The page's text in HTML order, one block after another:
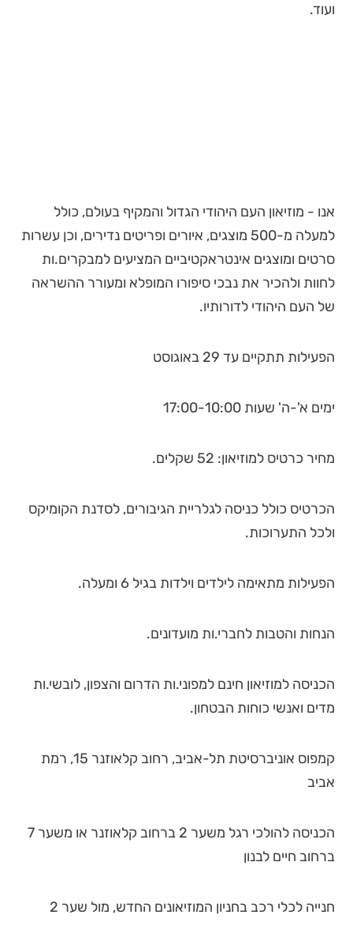
ועוד.
אנו - מוזיאון העם היהודי הגדול והמקיף בעולם, כולל
למעלה מ-500 מוצגים, איורים ופריטים נדירים, וכן עשרות
סרטים ומוצגים אינטראקטיביים המציעים למבקרים.ות
לחוות ולהכיר את נבכי סיפורו המופלא ומעורר ההשראה
של העם היהודי לדורותיו.
הפעילות תתקיים עד 29 באוגוסט
ימים א'-ה' שעות 17:00-10:00
מחיר כרטיס למוזיאון: 52 שקלים.
הכרטיס כולל כניסה לגלריית הגיבורים, לסדנת הקומיקס
ולכל התערוכות.
הפעילות מתאימה לילדים וילדות בגיל 6 ומעלה.
הנחות והטבות לחברי.ות מועדונים.
הכניסה למוזיאון חינם למפוני.ות הדרום והצפון, לובשי.ות
מדים ואנשי כוחות הבטחון.
קמפוס אוניברסיטת תל-אביב, רחוב קלאוזנר 15, רמת
אביב
הכניסה להולכי רגל משער 2 ברחוב קלאוזנר או משער 7
ברחוב חיים לבנון
חנייה לכלי רכב בחניון המוזיאונים החדש, מול שער 2